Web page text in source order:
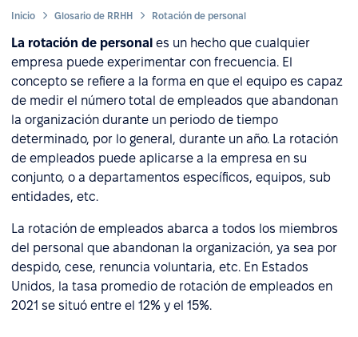
Inicio Glosario de RRHH Rotación de personal
La rotación de personal es un hecho que cualquier
empresa puede experimentar con frecuencia. El
concepto se refiere a la forma en que el equipo es capaz
de medir el número total de empleados que abandonan
la organización durante un periodo de tiempo
determinado, por lo general, durante un año. La rotación
de empleados puede aplicarse a la empresa en su
conjunto, o a departamentos específicos, equipos, sub
entidades, etc.
La rotación de empleados abarca a todos los miembros
del personal que abandonan la organización, ya sea por
despido, cese, renuncia voluntaria, etc. En Estados
Unidos, la tasa promedio de rotación de empleados en
2021 se situó entre el 12% y el 15%.